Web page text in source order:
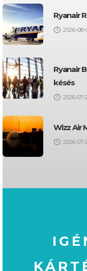
Ryanair
2026-08-
Ryanair
késés
2026-07-
Wizz Air
2026-07-